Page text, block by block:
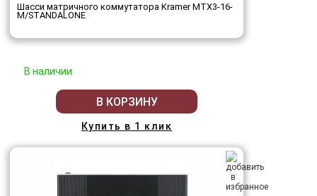
Шасси матричного коммутатора Kramer MTX3-16-
M/STANDALONE
В наличии
В КОРЗИНУ
Купить в 1 клик